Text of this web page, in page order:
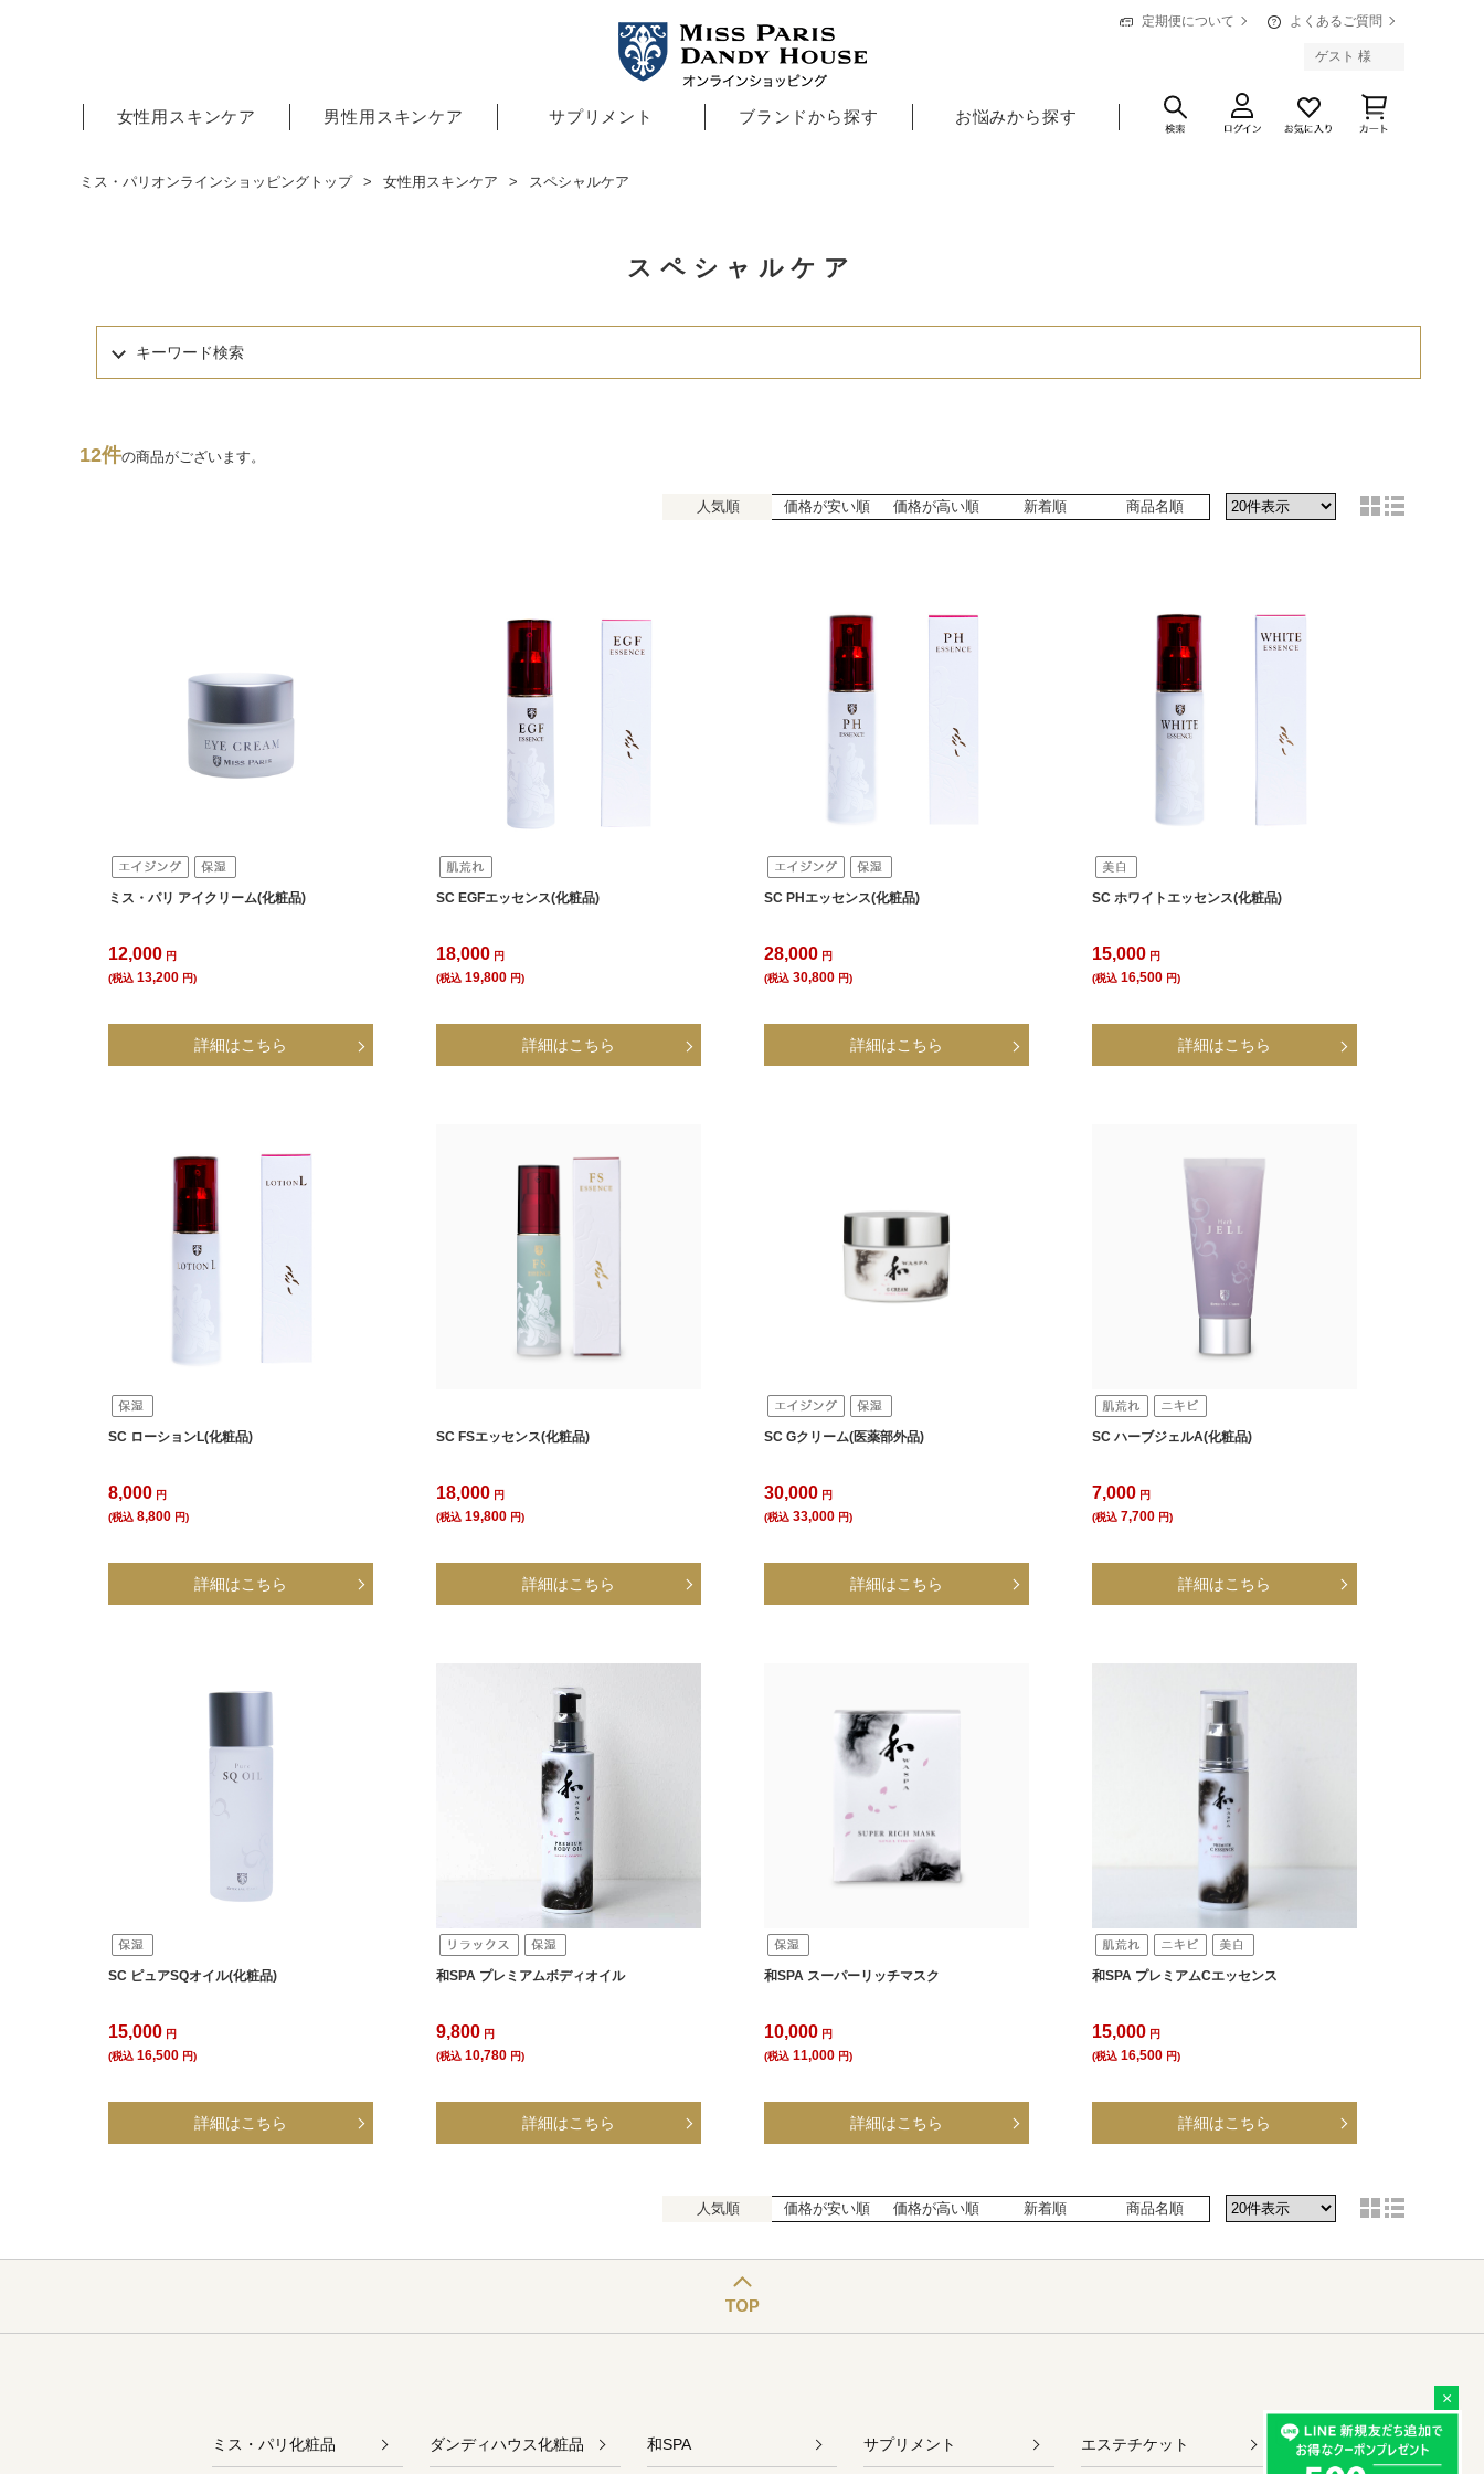
定期便について よくあるご質問
ゲスト 様
女性用スキンケア 男性用スキンケア サプリメント ブランドから探す お悩みから探す
ミス・パリオンラインショッピングトップ 女性用スキンケア スペシャルケア
スペシャルケア
キーワード検索
12件の商品がございます。
人気順 価格が安い順 価格が高い順 新着順 商品名順
ミス・パリ アイクリーム(化粧品)
12,000 円
(税込13,200 円)
SC EGFエッセンス(化粧品)
18,000 円
(税込19,800 円)
SC PHエッセンス(化粧品)
28,000 円
(税込 30,800 円)
SC ホワイトエッセンス(化粧品)
15,000 円
(税込 16,500 円)
SC ローションL(化粧品)
8,000 円
(税込8,800 円)
SC FSエッセンス(化粧品)
18,000 円
(税込19,800 円)
SC Gクリーム(医薬部外品)
30,000 円
(税込 33,000 円)
SC ハーブジェルA(化粧品)
7,000 円
(税込 7,700 円)
SC ピュアSQオイル(化粧品)
15,000 円
(税込16,500 円)
和SPA プレミアムボディオイル
9,800 円
(税込10,780 円)
和SPA スーパーリッチマスク
10,000 円
(税込 11,000 円)
和SPA プレミアムCエッセンス
15,000 円
(税込 16,500 円)
人気順 価格が安い順 価格が高い順 新着順 商品名順
×
ミス・パリ化粧品 ダンディハウス化粧品 和SPA サプリメント エステチケット